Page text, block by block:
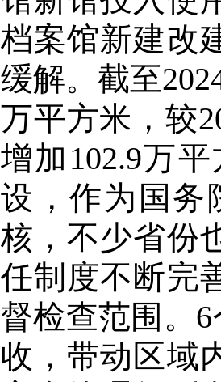
档案馆新建改
缓解。截至
万平方米，较
增加102.9万
设，作为国务
核，不少省份
任制度不断完
督检查范围。
收，带动区域